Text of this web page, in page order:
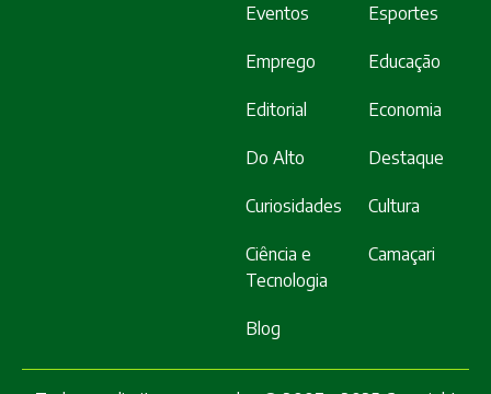
Eventos Esportes
Emprego Educação
Editorial Economia
Do Alto Destaque
Curiosidades Cultura
Ciência e
Tecnologia
Camaçari
Blog